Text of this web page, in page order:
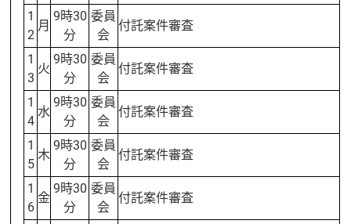
1
2
月
9時30
分
委員
会
付託案件審査
1
3
火
9時30
分
委員
会
付託案件審査
1
4
水
9時30
分
委員
会
付託案件審査
1
5
木
9時30
分
委員
会
付託案件審査
1
6
金
9時30
分
委員
会
付託案件審査